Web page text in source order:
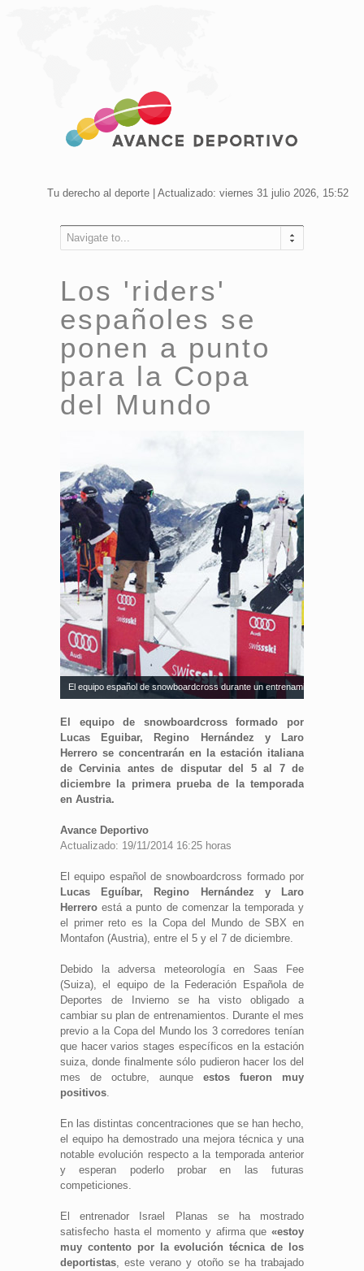
Tu derecho al deporte | Actualizado: viernes 31 julio 2026, 15:52
Navigate to...
Los 'riders'
españoles se
ponen a punto
para la Copa
del Mundo
El equipo español de snowboardcross durante un entrenamiento. Fuente:
El equipo de snowboardcross formado por
Lucas Eguibar, Regino Hernández y Laro
Herrero se concentrarán en la estación italiana
de Cervinia antes de disputar del 5 al 7 de
diciembre la primera prueba de la temporada
en Austria.
Avance Deportivo
Actualizado: 19/11/2014 16:25 horas
El equipo español de snowboardcross formado por
Lucas Eguíbar, Regino Hernández y Laro
Herrero está a punto de comenzar la temporada y
el primer reto es la Copa del Mundo de SBX en
Montafon (Austria), entre el 5 y el 7 de diciembre.
Debido la adversa meteorología en Saas Fee
(Suiza), el equipo de la Federación Española de
Deportes de Invierno se ha visto obligado a
cambiar su plan de entrenamientos. Durante el mes
previo a la Copa del Mundo los 3 corredores tenían
que hacer varios stages específicos en la estación
suiza, donde finalmente sólo pudieron hacer los del
mes de octubre, aunque estos fueron muy
positivos.
En las distintas concentraciones que se han hecho,
el equipo ha demostrado una mejora técnica y una
notable evolución respecto a la temporada anterior
y esperan poderlo probar en las futuras
competiciones.
El entrenador Israel Planas se ha mostrado
satisfecho hasta el momento y afirma que «estoy
muy contento por la evolución técnica de los
deportistas, este verano y otoño se ha trabajado